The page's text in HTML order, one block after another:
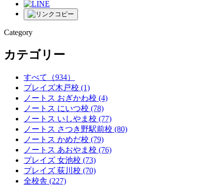
Category
カテゴリー
すべて
（934）
プレイズ木戸校 (1)
ノートス おぎかわ校 (4)
ノートス にいつ校 (78)
ノートス いしやま校 (77)
ノートス さつき野駅前校 (80)
ノートス かめだ校 (79)
ノートス あおやま校 (76)
プレイズ 女池校 (73)
プレイズ 荻川校 (70)
全校舎 (227)